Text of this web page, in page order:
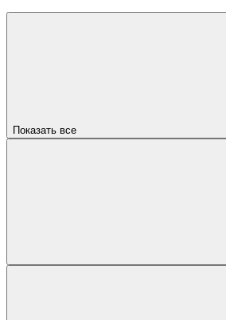
Показать все